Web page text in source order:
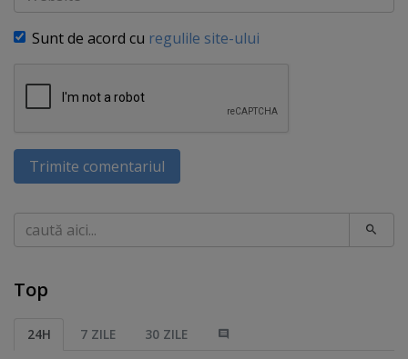
Sunt de acord cu regulile site-ului
Trimite comentariul
Caută
Top
24H 7 ZILE 30 ZILE